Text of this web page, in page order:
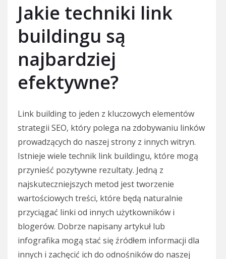
Jakie techniki link
buildingu są
najbardziej
efektywne?
Link building to jeden z kluczowych elementów
strategii SEO, który polega na zdobywaniu linków
prowadzących do naszej strony z innych witryn.
Istnieje wiele technik link buildingu, które mogą
przynieść pozytywne rezultaty. Jedną z
najskuteczniejszych metod jest tworzenie
wartościowych treści, które będą naturalnie
przyciągać linki od innych użytkowników i
blogerów. Dobrze napisany artykuł lub
infografika mogą stać się źródłem informacji dla
innych i zachęcić ich do odnośników do naszej